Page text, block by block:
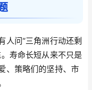
人问“三角洲行动还剩
寿命长短从来不只是
、策略们的坚持、市